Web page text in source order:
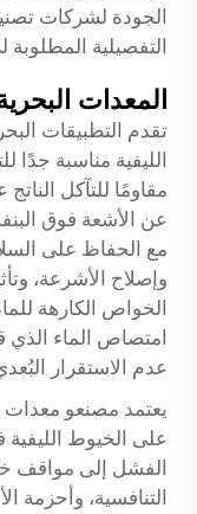
الجودة لشركات
التفصيلية المطلوبة
المعدات
تقدم التطبيقات
الليفية مناسبة
مقاومًا للتآكل الناتج
عن الأشعة فوق
مع الحفاظ على
وإصلاح الأشرعة،
الخواص الكارهة
امتصاص الماء الذي
عدم الاستقرار
يعتمد مصنعو معدات
على الخيوط الليفية
الفشل إلى مواقف
التنافسية، وأحزمة